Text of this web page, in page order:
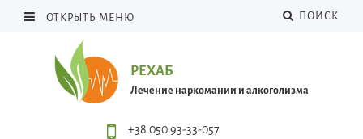
ОТКРЫТЬ МЕНЮ ПОИСК
РЕХАБ
Лечение наркомании и алкоголизма
+38 050 93-33-057